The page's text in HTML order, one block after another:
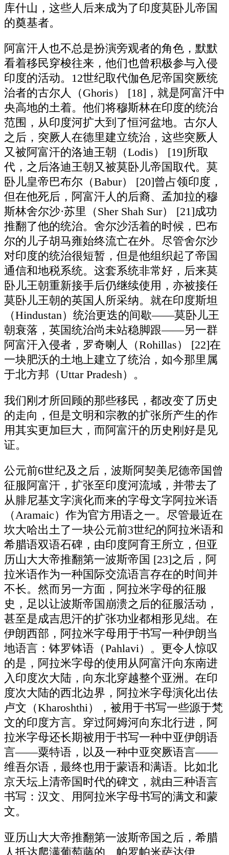
库什山，这些人后来成为了印度莫卧儿帝国
的奠基者。
阿富汗人也不总是扮演旁观者的角色，默默
看着移民穿梭往来，他们也曾积极参与入侵
印度的活动。12世纪取代伽色尼帝国突厥统
治者的古尔人（Ghoris） [18]，就是阿富汗中
央高地的土着。他们将穆斯林在印度的统治
范围，从印度河扩大到了恒河盆地。古尔人
之后，突厥人在德里建立统治，这些突厥人
又被阿富汗的洛迪王朝（Lodis） [19]所取
代，之后洛迪王朝又被莫卧儿帝国取代。莫
卧儿皇帝巴布尔（Babur） [20]曾占领印度，
但在他死后，阿富汗人的后裔、孟加拉的穆
斯林舍尔沙·苏里（Sher Shah Sur） [21]成功
推翻了他的统治。舍尔沙活着的时候，巴布
尔的儿子胡马雍始终流亡在外。尽管舍尔沙
对印度的统治很短暂，但是他组织起了帝国
通信和地税系统。这套系统非常好，后来莫
卧儿王朝重新接手后仍继续使用，亦被接任
莫卧儿王朝的英国人所采纳。就在印度斯坦
（Hindustan）统治更迭的间歇——莫卧儿王
朝衰落，英国统治尚未站稳脚跟——另一群
阿富汗入侵者，罗奇喇人（Rohillas） [22]在
一块肥沃的土地上建立了统治，如今那里属
于北方邦（Uttar Pradesh）。
我们刚才所回顾的那些移民，都改变了历史
的走向，但是文明和宗教的扩张所产生的作
用其实更加巨大，而阿富汗的历史刚好是见
证。
公元前6世纪及之后，波斯阿契美尼德帝国曾
征服阿富汗，扩张至印度河流域，并带去了
从腓尼基文字演化而来的字母文字阿拉米语
（Aramaic）作为官方用语之一。尽管最近在
坎大哈出土了一块公元前3世纪的阿拉米语和
希腊语双语石碑，由印度阿育王所立，但亚
历山大大帝推翻第一波斯帝国 [23]之后，阿
拉米语作为一种国际交流语言存在的时间并
不长。然而另一方面，阿拉米字母的征服
史，足以让波斯帝国崩溃之后的征服活动，
甚至是成吉思汗的扩张功业都相形见绌。在
伊朗西部，阿拉米字母用于书写一种伊朗当
地语言：钵罗钵语（Pahlavi）。更令人惊叹
的是，阿拉米字母的使用从阿富汗向东南进
入印度次大陆，向东北穿越整个亚洲。在印
度次大陆的西北边界，阿拉米字母演化出佉
卢文（Kharoshthi），被用于书写一些源于梵
文的印度方言。穿过阿姆河向东北行进，阿
拉米字母还长期被用于书写一种中亚伊朗语
言——粟特语，以及一种中亚突厥语言——
维吾尔语，最终也用于蒙语和满语。比如北
京天坛上清帝国时代的碑文，就由三种语言
书写：汉文、用阿拉米字母书写的满文和蒙
文。
亚历山大大帝推翻第一波斯帝国之后，希腊
人抵达爬满葡萄藤的、帕罗帕米萨达伊